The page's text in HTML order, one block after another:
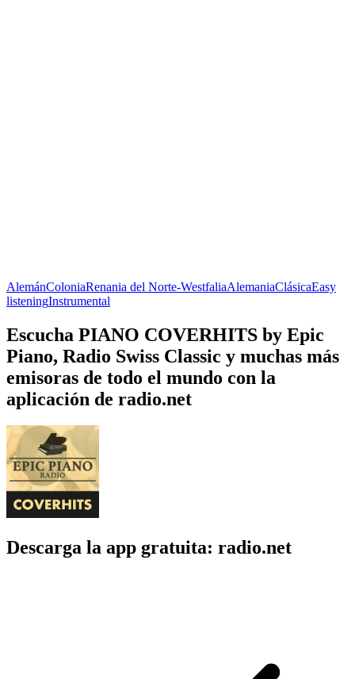
AlemánColoniaRenania del Norte-WestfaliaAlemaniaClásicaEasy
listeningInstrumental
Escucha PIANO COVERHITS by Epic
Piano, Radio Swiss Classic y muchas más
emisoras de todo el mundo con la
aplicación de radio.net
Descarga la app gratuita: radio.net